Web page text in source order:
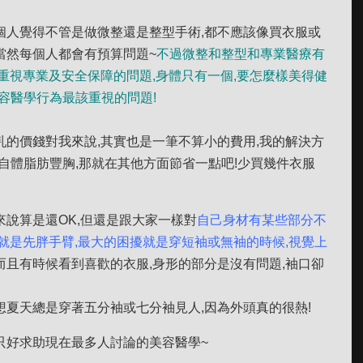
覺得不管是做微整還是整型手術,都不應該像買衣服或
然每個人都會有預算問題~不過微整和整型和專業醫療有
視專業及安全保障的問題,身體只有一個,要怎麼樣美得健
醫學行為最該重視的問題!
價錢對我來說,其實也是一筆不算小的費用,我的解決方
體脂肪豐胸,那就在其他方面節省一點吧!少買幾件衣服
算是還OK,但還是跟大家一樣對自己身材有某些部分不
是先胖手臂,最大的困擾就是穿短袖或無袖的時候,視覺上
且有時候看到喜歡的衣服,身形的部分是沒有問題,袖口卻
天總是穿著五分袖或七分袖見人,因為外頭真的很熱!
求助現在最多人討論的美容醫學~